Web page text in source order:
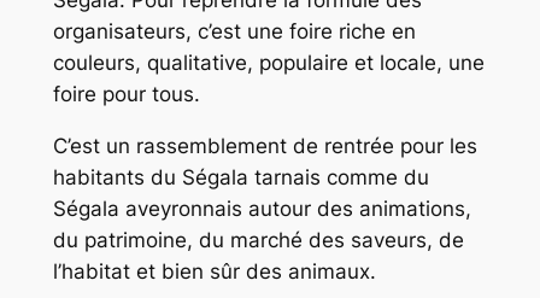
organisateurs, c’est une foire riche en
couleurs, qualitative, populaire et locale, une
foire pour tous.
C’est un rassemblement de rentrée pour les
habitants du Ségala tarnais comme du
Ségala aveyronnais autour des animations,
du patrimoine, du marché des saveurs, de
l’habitat et bien sûr des animaux.